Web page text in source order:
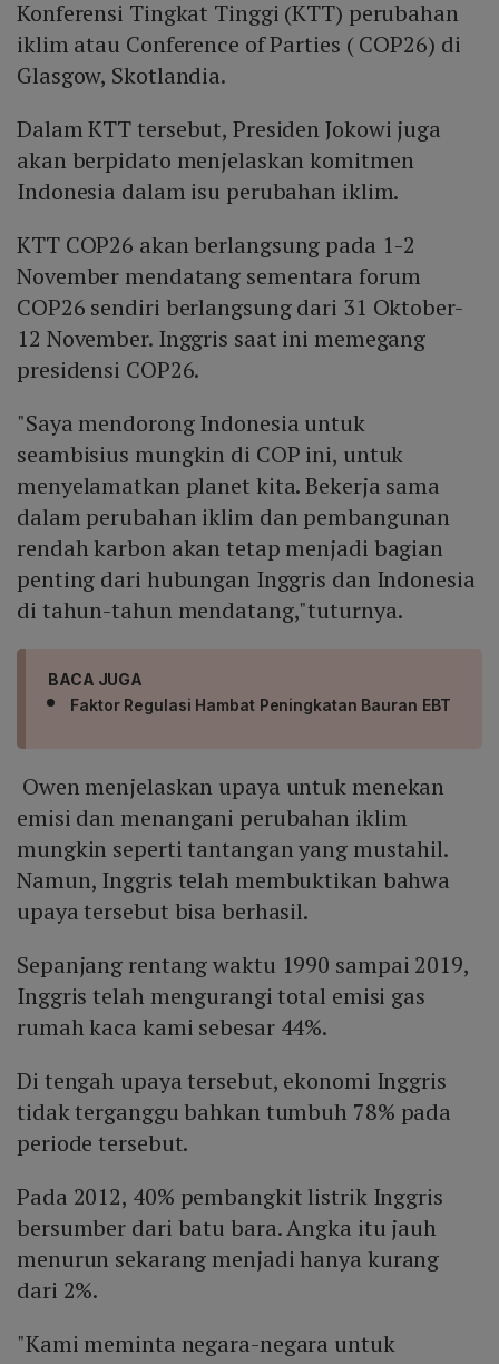
Konferensi Tingkat Tinggi (KTT) perubahan
iklim atau Conference of Parties ( COP26) di
Glasgow, Skotlandia.
Dalam KTT tersebut, Presiden Jokowi juga
akan berpidato menjelaskan komitmen
Indonesia dalam isu perubahan iklim.
KTT COP26 akan berlangsung pada 1-2
November mendatang sementara forum
COP26 sendiri berlangsung dari 31 Oktober-
12 November. Inggris saat ini memegang
presidensi COP26.
"Saya mendorong Indonesia untuk
seambisius mungkin di COP ini, untuk
menyelamatkan planet kita. Bekerja sama
dalam perubahan iklim dan pembangunan
rendah karbon akan tetap menjadi bagian
penting dari hubungan Inggris dan Indonesia
di tahun-tahun mendatang,"tuturnya.
BACA JUGA
Faktor Regulasi Hambat Peningkatan Bauran EBT
Owen menjelaskan upaya untuk menekan
emisi dan menangani perubahan iklim
mungkin seperti tantangan yang mustahil.
Namun, Inggris telah membuktikan bahwa
upaya tersebut bisa berhasil.
Sepanjang rentang waktu 1990 sampai 2019,
Inggris telah mengurangi total emisi gas
rumah kaca kami sebesar 44%.
Di tengah upaya tersebut, ekonomi Inggris
tidak terganggu bahkan tumbuh 78% pada
periode tersebut.
Pada 2012, 40% pembangkit listrik Inggris
bersumber dari batu bara. Angka itu jauh
menurun sekarang menjadi hanya kurang
dari 2%.
"Kami meminta negara-negara untuk